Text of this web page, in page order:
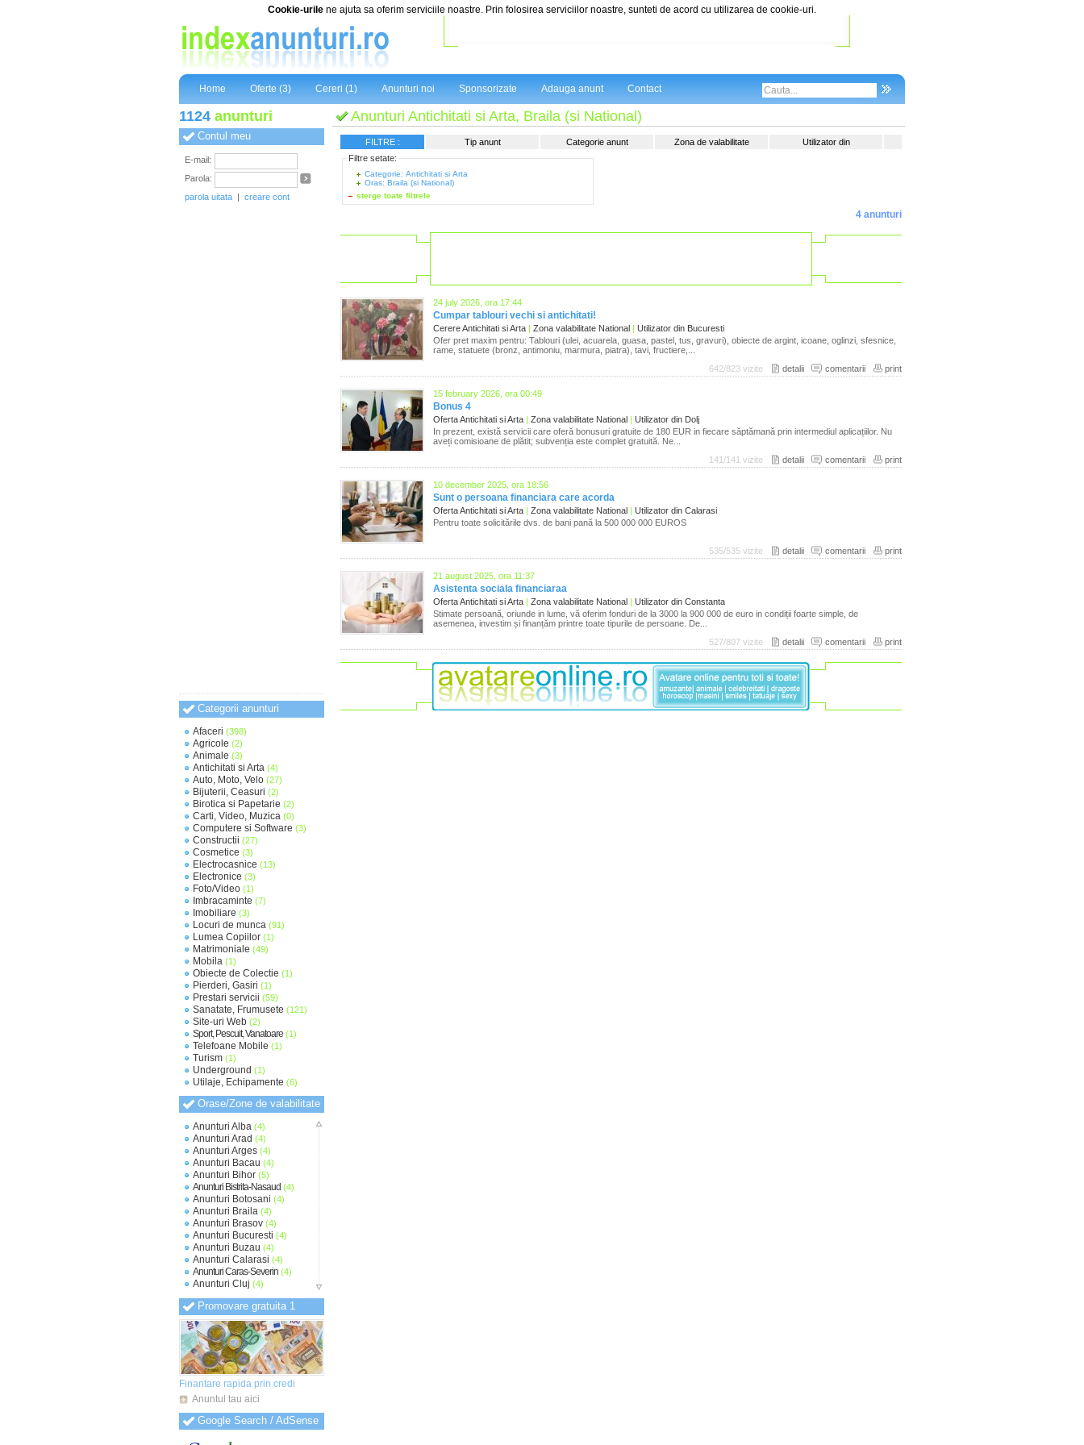
Cookie-urile ne ajuta sa oferim serviciile noastre. Prin folosirea serviciilor noastre, sunteti de acord cu utilizarea de cookie-uri.
Home Oferte (3) Cereri (1) Anunturi noi Sponsorizate Adauga anunt Contact
1124 anunturi
Contul meu
E-mail:
Parola:
parola uitata | creare cont
Categorii anunturi
Afaceri (398)
Agricole (2)
Animale (3)
Antichitati si Arta (4)
Auto, Moto, Velo (27)
Bijuterii, Ceasuri (2)
Birotica si Papetarie (2)
Carti, Video, Muzica (0)
Computere si Software (3)
Constructii (27)
Cosmetice (3)
Electrocasnice (13)
Electronice (3)
Foto/Video (1)
Imbracaminte (7)
Imobiliare (3)
Locuri de munca (91)
Lumea Copiilor (1)
Matrimoniale (49)
Mobila (1)
Obiecte de Colectie (1)
Pierderi, Gasiri (1)
Prestari servicii (59)
Sanatate, Frumusete (121)
Site-uri Web (2)
Sport, Pescuit, Vanatoare (1)
Telefoane Mobile (1)
Turism (1)
Underground (1)
Utilaje, Echipamente (6)
Orase/Zone de valabilitate
Anunturi Alba (4)
Anunturi Arad (4)
Anunturi Arges (4)
Anunturi Bacau (4)
Anunturi Bihor (5)
Anunturi Bistrita-Nasaud (4)
Anunturi Botosani (4)
Anunturi Braila (4)
Anunturi Brasov (4)
Anunturi Bucuresti (4)
Anunturi Buzau (4)
Anunturi Calarasi (4)
Anunturi Caras-Severin (4)
Anunturi Cluj (4)
Anunturi Constanta
Anunturi Covasna(4)
Anunturi Dambovita(4)
Anunturi Dolj(4)
Anunturi Galati(4)
Anunturi Giurgiu(4)
Anunturi Gorj(4)
Anunturi Harghita (4)
Anunturi Hunedoara
Anunturi Ialomita
Anunturi Iasi(4)
Anunturi Ilfov(4)
Anunturi Maramures
Promovare gratuita 1
Finantare rapida prin credi
Anuntul tau aici
Google Search / AdSense
Anunturi Antichitati si Arta, Braila (si National)
FILTRE : Tip anunt Categorie anunt Zona de valabilitate
Utilizator din
Filtre setate:
Categorie: Antichitati si Arta
Oras: Braila (si National)
sterge toate filtrele
4 anunturi
24 july 2026, ora 17:44
Cumpar tablouri vechi si antichitati!
Cerere Antichitati si Arta | Zona valabilitate National | Utilizator din Bucuresti
Ofer pret maxim pentru: Tablouri (ulei, acuarela, guasa, pastel, tus, gravuri), obiecte de argint, icoane, oglinzi, sfesnice,
rame, statuete (bronz, antimoniu, marmura, piatra), tavi, fructiere,...
642/823 vizite
detalii comentarii print
15 february 2026, ora 00:49
Bonus 4
Oferta Antichitati si Arta | Zona valabilitate National | Utilizator din Dolj
In prezent, există servicii care oferă bonusuri gratuite de 180 EUR in fiecare săptămană prin intermediul aplicațiilor. Nu
aveți comisioane de plătit; subvenția este complet gratuită. Ne...
141/141 vizite
detalii comentarii print
10 december 2025, ora 18:56
Sunt o persoana financiara care acorda
Oferta Antichitati si Arta | Zona valabilitate National | Utilizator din Calarasi
Pentru toate solicitările dvs. de bani pană la 500 000 000 EUROS
535/535 vizite detalii comentarii print
21 august 2025, ora 11:37
Asistenta sociala financiaraa
Oferta Antichitati si Arta | Zona valabilitate National | Utilizator din Constanta
Stimate persoană, oriunde in lume, vă oferim fonduri de la 3000 la 900 000 de euro in condiții foarte simple, de
asemenea, investim și finanțăm printre toate tipurile de persoane. De...
527/807 vizite
detalii comentarii print